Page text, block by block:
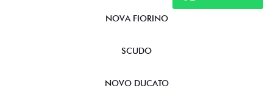
NOVA FIORINO
SCUDO
NOVO DUCATO